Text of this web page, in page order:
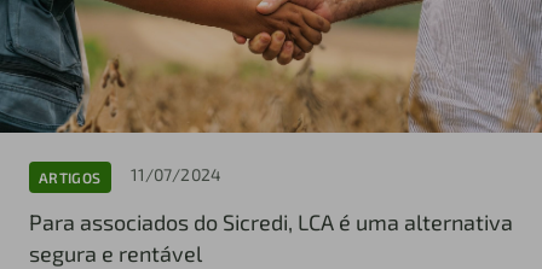
ARTIGOS 11/07/2024
Para associados do Sicredi, LCA é uma alternativa
segura e rentável